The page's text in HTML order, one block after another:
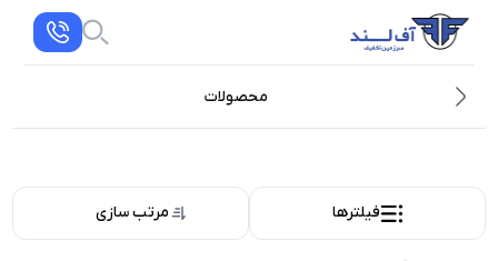
محصولات
فیلترها مرتب سازی